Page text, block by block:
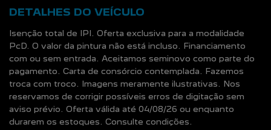
DETALHES DO VEÍCULO
Isenção total de IPI. Oferta exclusiva para a modalidade
PcD. O valor da pintura não está incluso. Financiamento
com ou sem entrada. Aceitamos seminovo como parte do
pagamento. Carta de consórcio contemplada. Fazemos
troca com troco. Imagens meramente ilustrativas. Nos
reservamos de corrigir possíveis erros de digitação sem
aviso prévio. Oferta válida até 04/08/26 ou enquanto
durarem os estoques. Consulte condições.